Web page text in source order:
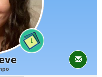
1